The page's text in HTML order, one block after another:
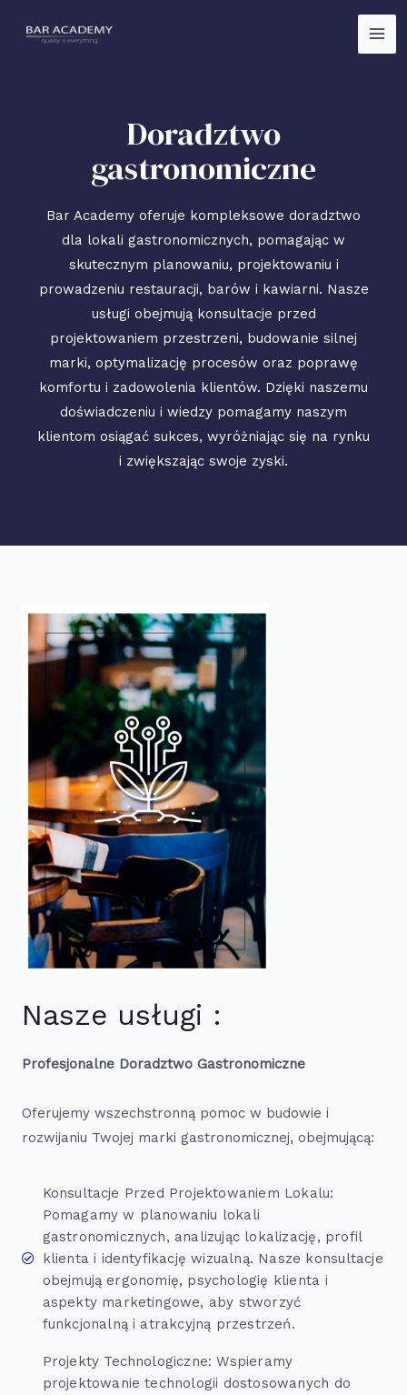
Doradztwo
gastronomiczne
Bar Academy oferuje kompleksowe doradztwo
dla lokali gastronomicznych, pomagając w
skutecznym planowaniu, projektowaniu i
prowadzeniu restauracji, barów i kawiarni. Nasze
usługi obejmują konsultacje przed
projektowaniem przestrzeni, budowanie silnej
marki, optymalizację procesów oraz poprawę
komfortu i zadowolenia klientów. Dzięki naszemu
doświadczeniu i wiedzy pomagamy naszym
klientom osiągać sukces, wyróżniając się na rynku
i zwiększając swoje zyski.
Nasze usługi :
Profesjonalne Doradztwo Gastronomiczne
Oferujemy wszechstronną pomoc w budowie i
rozwijaniu Twojej marki gastronomicznej, obejmującą:
Konsultacje Przed Projektowaniem Lokalu:
Pomagamy w planowaniu lokali
gastronomicznych, analizując lokalizację, profil
klienta i identyfikację wizualną. Nasze konsultacje
obejmują ergonomię, psychologię klienta i
aspekty marketingowe, aby stworzyć
funkcjonalną i atrakcyjną przestrzeń.
Projekty Technologiczne: Wspieramy
projektowanie technologii dostosowanych do